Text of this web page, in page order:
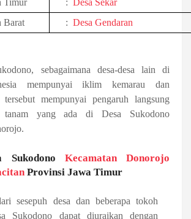
Timur
:Desa Sekar
Barat
:Desa Gendaran
sebagaimana desa-desa lain di
mempunyai iklim kemarau dan
mempunyai pengaruh langsung
tanam yang ada di Desa Sukodono
Sukodono Kecamatan Donorojo
Provinsi Jawa Timur
sesepuh desa dan beberapa tokoh
Sukodono dapat diuraikan dengan